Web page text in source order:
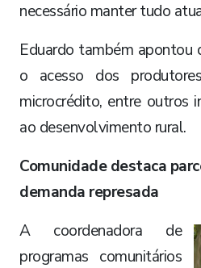
necessário manter tudo
Eduardo também apontou
o acesso dos
microcrédito, entre outros
ao desenvolvimento rural.
Comunidade destaca
demanda represada
A coordenadora de
programas comunitários